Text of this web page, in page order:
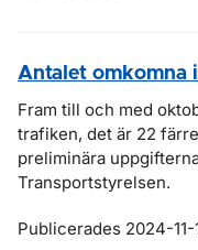
Antalet omkomna
Fram till och med
trafiken, det är 22
preliminära
Transportstyrelsen.
Publicerades 2024-11-